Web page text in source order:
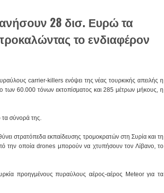
28 δισ. Ευρώ τα
το ενδιαφέρον
carrier-killers ενόψει της νέας τουρκικής απειλής η
των 60.000 τόνων εκτοπίσματος και 285 μέτρων μήκους, η
σύνορά της.
στρατόπεδα εκπαίδευσης τρομοκρατών στη Συρία και τη
την οποία drones μπορούν να χτυπήσουν τον Λίβανο, το
προηγμένους πυραύλους αέρος-αέρος Meteor για τα